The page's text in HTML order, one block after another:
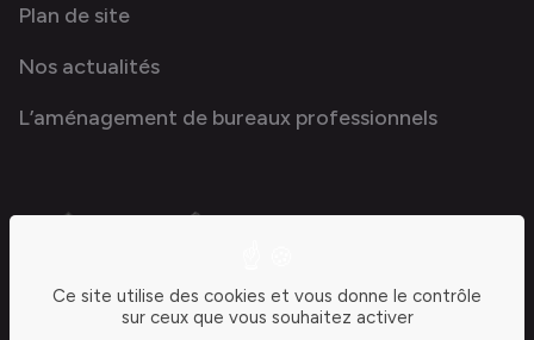
Plan de site
Nos actualités
L’aménagement de bureaux professionnels
Ce site utilise des cookies et vous donne le contrôle
sur ceux que vous souhaitez activer